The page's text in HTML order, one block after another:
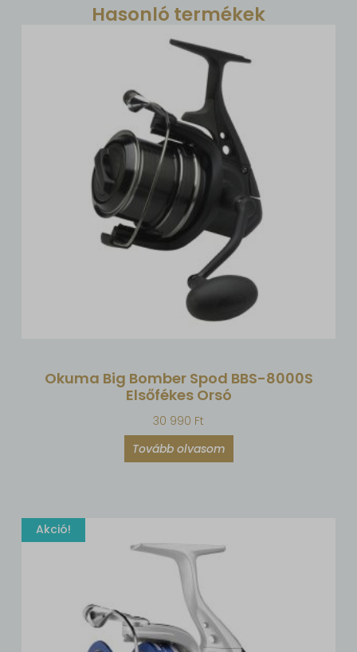
Hasonló termékek
Okuma Big Bomber Spod BBS-8000S
Elsőfékes Orsó
30 990 Ft
Tovább olvasom
Akció!